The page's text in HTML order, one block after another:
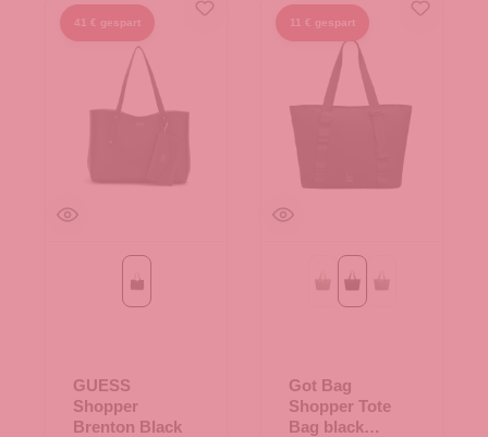
41 € gespart
Black
GUESS
Shopper
Brenton Black
11 € gespart
bass monochrome
black monochrome
oyster
Got Bag
Shopper Tote
Bag black